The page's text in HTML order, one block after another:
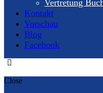
Vertretung
Kontakt
Vorschau
Blog
Facebook
Close